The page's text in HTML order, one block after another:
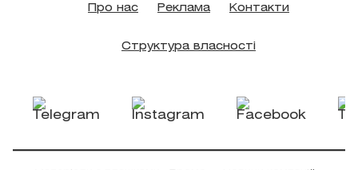
Про нас Реклама Контакти
Структура власності